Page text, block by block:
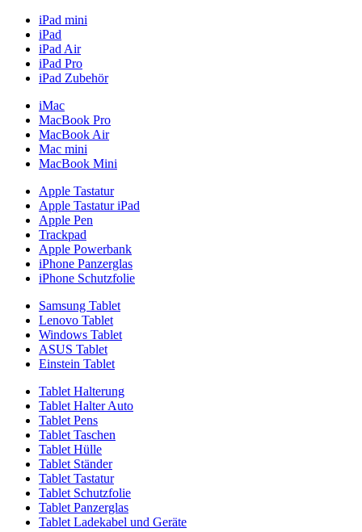
iPad mini
iPad
iPad Air
iPad Pro
iPad Zubehör
iMac
MacBook Pro
MacBook Air
Mac mini
MacBook Mini
Apple Tastatur
Apple Tastatur iPad
Apple Pen
Trackpad
Apple Powerbank
iPhone Panzerglas
iPhone Schutzfolie
Samsung Tablet
Lenovo Tablet
Windows Tablet
ASUS Tablet
Einstein Tablet
Tablet Halterung
Tablet Halter Auto
Tablet Pens
Tablet Taschen
Tablet Hülle
Tablet Ständer
Tablet Tastatur
Tablet Schutzfolie
Tablet Panzerglas
Tablet Ladekabel und Geräte